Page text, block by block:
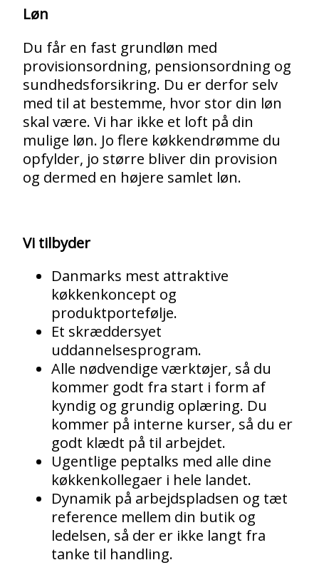
Løn
Du får en fast grundløn med
provisionsordning, pensionsordning og
sundhedsforsikring. Du er derfor selv
med til at bestemme, hvor stor din løn
skal være. Vi har ikke et loft på din
mulige løn. Jo flere køkkendrømme du
opfylder, jo større bliver din provision
og dermed en højere samlet løn.
Vi tilbyder
Danmarks mest attraktive
køkkenkoncept og
produktportefølje.
Et skræddersyet
uddannelsesprogram.
Alle nødvendige værktøjer, så du
kommer godt fra start i form af
kyndig og grundig oplæring. Du
kommer på interne kurser, så du er
godt klædt på til arbejdet.
Ugentlige peptalks med alle dine
køkkenkollegaer i hele landet.
Dynamik på arbejdspladsen og tæt
reference mellem din butik og
ledelsen, så der er ikke langt fra
tanke til handling.